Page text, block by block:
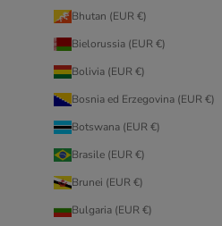
Bhutan (EUR €)
Bielorussia (EUR €)
Bolivia (EUR €)
Bosnia ed Erzegovina (EUR €)
Botswana (EUR €)
Brasile (EUR €)
Brunei (EUR €)
Bulgaria (EUR €)